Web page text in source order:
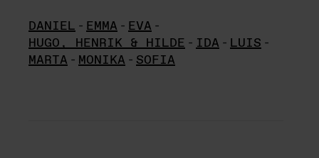
DANIEL - EMMA - EVA -
HUGO, HENRIK & HILDE - IDA - LUIS -
MARTA - MONIKA - SOFIA